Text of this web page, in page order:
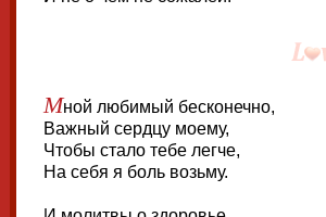
Мной любимый бесконечно,
Важный сердцу моему,
Чтобы стало тебе легче,
На себя я боль возьму.